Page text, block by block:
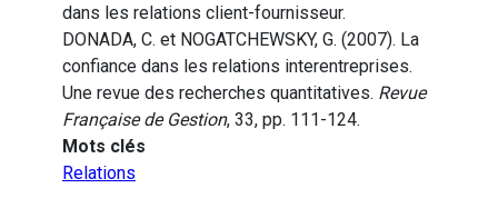
dans les relations client-fournisseur.
DONADA, C. et NOGATCHEWSKY, G. (2007). La
confiance dans les relations interentreprises.
Une revue des recherches quantitatives. Revue
Française de Gestion, 33, pp. 111-124.
Mots clés
Relations